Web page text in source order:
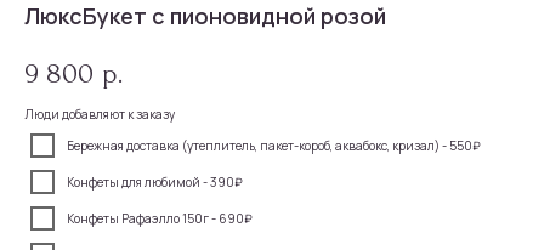
ЛюксБукет с пионовидной розой
9 800 р.
Люди добавляют к заказу
Бережная доставка (утеплитель, пакет-короб, аквабокс, кризал) - 550₽
Конфеты для любимой - 390₽
Конфеты Рафаэлло 150г - 690₽